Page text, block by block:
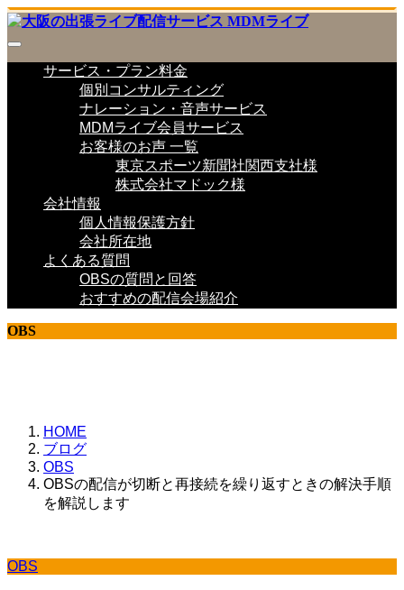
サービス・プラン料金
個別コンサルティング
ナレーション・音声サービス
MDMライブ会員サービス
お客様のお声 一覧
東京スポーツ新聞社関西支社様
株式会社マドック様
会社情報
個人情報保護方針
会社所在地
よくある質問
OBSの質問と回答
おすすめの配信会場紹介
OBS
HOME
ブログ
OBS
OBSの配信が切断と再接続を繰り返すときの解決手順
を解説します
OBS